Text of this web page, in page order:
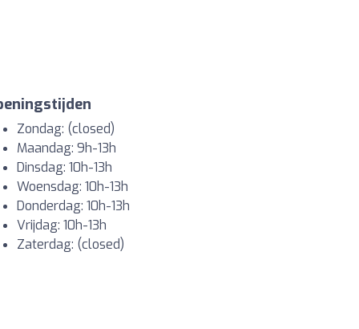
Zondag: (closed)
Maandag: 9h-13h
Dinsdag: 10h-13h
Woensdag: 10h-13h
Donderdag: 10h-13h
Vrijdag: 10h-13h
Zaterdag: (closed)